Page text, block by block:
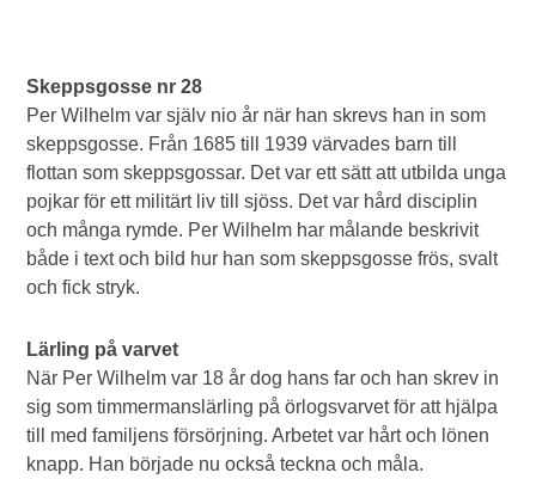
Skeppsgosse nr 28
Per Wilhelm var själv nio år när han skrevs han in som
skeppsgosse. Från 1685 till 1939 värvades barn till
flottan som skeppsgossar. Det var ett sätt att utbilda unga
pojkar för ett militärt liv till sjöss. Det var hård disciplin
och många rymde. Per Wilhelm har målande beskrivit
både i text och bild hur han som skeppsgosse frös, svalt
och fick stryk.
Lärling på varvet
När Per Wilhelm var 18 år dog hans far och han skrev in
sig som timmermanslärling på örlogsvarvet för att hjälpa
till med familjens försörjning. Arbetet var hårt och lönen
knapp. Han började nu också teckna och måla.